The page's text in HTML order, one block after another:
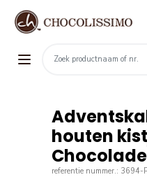
houten
Chocolade
referentie nummer.: 3694-